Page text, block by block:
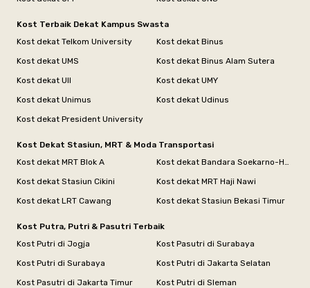
Kost Terbaik Dekat Kampus Swasta
Kost dekat Telkom University
Kost dekat Binus
Kost dekat UMS
Kost dekat Binus Alam Sutera
Kost dekat UII
Kost dekat UMY
Kost dekat Unimus
Kost dekat Udinus
Kost dekat President University
Kost Dekat Stasiun, MRT & Moda Transportasi
Kost dekat MRT Blok A
Kost dekat Bandara Soekarno-Hatta
Kost dekat Stasiun Cikini
Kost dekat MRT Haji Nawi
Kost dekat LRT Cawang
Kost dekat Stasiun Bekasi Timur
Kost Putra, Putri & Pasutri Terbaik
Kost Putri di Jogja
Kost Pasutri di Surabaya
Kost Putri di Surabaya
Kost Putri di Jakarta Selatan
Kost Pasutri di Jakarta Timur
Kost Putri di Sleman